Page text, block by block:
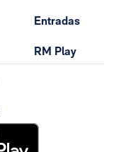
Entradas
RM Play